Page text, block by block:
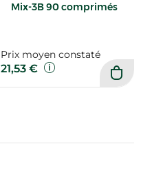
Mix-3B 90 comprimés
Prix moyen constaté
21,53 €